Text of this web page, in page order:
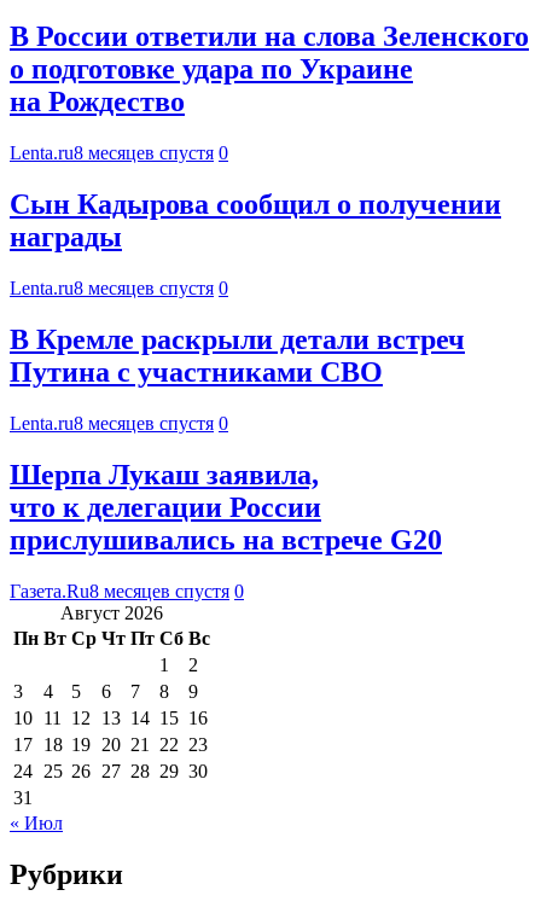
В России ответили на слова Зеленского
о подготовке удара по Украине
на Рождество
Lenta.ru8 месяцев спустя 0
Сын Кадырова сообщил о получении
награды
Lenta.ru8 месяцев спустя 0
В Кремле раскрыли детали встреч
Путина с участниками СВО
Lenta.ru8 месяцев спустя 0
Шерпа Лукаш заявила,
что к делегации России
прислушивались на встрече G20
Газета.Ru8 месяцев спустя 0
Август 2026
Пн Вт Ср Чт Пт Сб Вс
1
2
3
4 5 6 7 8
9
10 11 12 13 14 15 16
17 18 19 20 21 22 23
24 25 26 27 28 29 30
31
« Июл
Рубрики